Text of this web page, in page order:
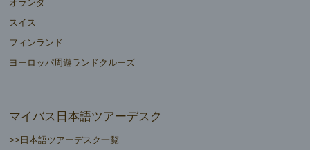
オランダ
スイス
フィンランド
ヨーロッパ周遊ランドクルーズ
マイバス日本語ツアーデスク
>>日本語ツアーデスク一覧